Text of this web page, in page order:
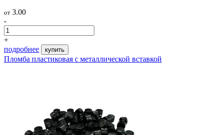
от 3.00
-
+
подробнее
купить
Пломба пластиковая с металлической вставкой